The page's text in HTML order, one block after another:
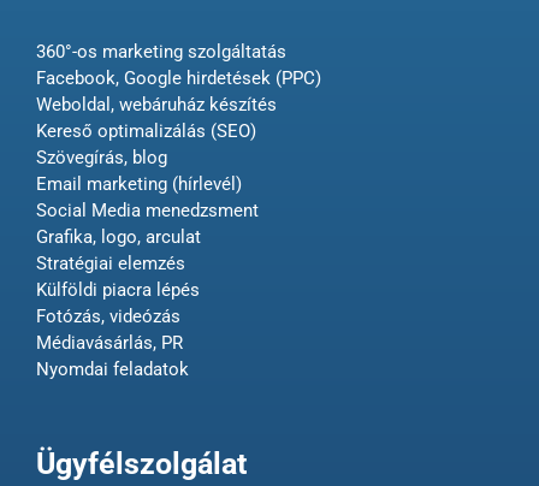
360°-os marketing szolgáltatás
Facebook, Google hirdetések (PPC)
Weboldal, webáruház készítés
Kereső optimalizálás (SEO)
Szövegírás, blog
Email marketing (hírlevél)
Social Media menedzsment
Grafika, logo, arculat
Stratégiai elemzés
Külföldi piacra lépés
Fotózás, videózás
Médiavásárlás, PR
Nyomdai feladatok
Ügyfélszolgálat